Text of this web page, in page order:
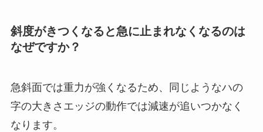
斜度がきつくなると急に止まれなくなるのは
なぜですか？
急斜面では重力が強くなるため、同じようなハの
字の大きさエッジの動作では減速が追いつかなく
なります。